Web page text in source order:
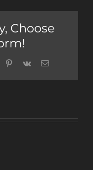
Choose
Pinterest
Vk Email